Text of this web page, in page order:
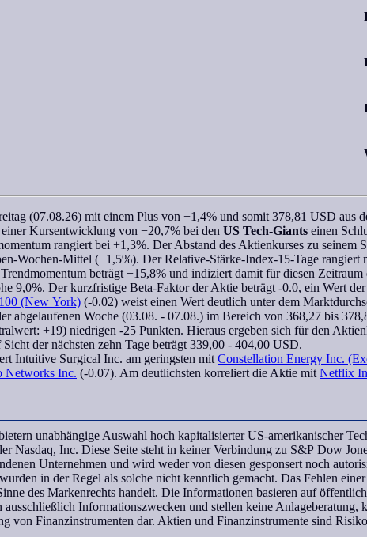
(07.08.26) mit einem Plus von +1,4% und somit 378,81 USD aus
Kursentwicklung von −20,7% bei den US Tech-Giants einen
rangiert bei +1,3%. Der Abstand des Aktienkurses zu seinem
Wochen-Mittel (−1,5%). DerRelative-Stärke-Index-15-Tage rangiert
Trendmomentum beträgt −15,8% und indiziert damit für diesen
9,0%. Der kurzfristige Beta-Faktorder Aktie beträgt -0.0, ein Wert
(New York) (-0.02) weist einen Wert deutlich unter dem
abgelaufenen Woche (03.08. - 07.08.) im Bereich von 368,27 bis
+19) niedrigen -25 Punkten. Hieraus ergeben sich für den
Sicht der nächsten zehn Tage beträgt 339,00 - 404,00 USD.
Intuitive Surgical Inc. am geringsten mit Constellation Energy Inc.
Networks Inc. (-0.07). Am deutlichsten korreliert die Aktie mit Netflix
unabhängige Auswahl hoch kapitalisierter US-amerikanischer
Nasdaq, Inc. Diese Seite steht in keiner Verbindung zu S&P Dow
Unternehmen und wird weder von diesen gesponsert noch
in der Regel als solche nicht kenntlich gemacht. Das Fehlen
des Markenrechts handelt. Die Informationen basieren auf
ausschließlich Informationszwecken und stellen keine
von Finanzinstrumenten dar. Aktien und Finanzinstrumente sind